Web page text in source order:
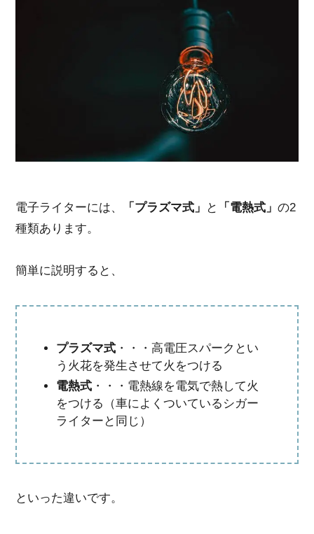
電子ライターには、 「プラズマ式」 と 「電熱式」の2
種類あります。
簡単に説明すると、
プラズマ式・・・高電圧スパークとい
う火花を発生させて火をつける
電熱式・・・電熱線を電気で熱して火
をつける（車によくついているシガー
ライターと同じ）
といった違いです。